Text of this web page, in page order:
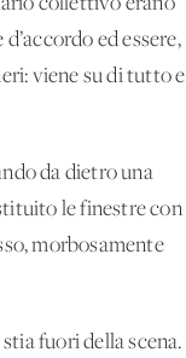
ed essere,
viene su di tutto e
da dietro una
le finestre con
morbosamente
fuori della scena.